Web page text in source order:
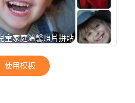
童家庭溫馨照片拼貼
使用模板